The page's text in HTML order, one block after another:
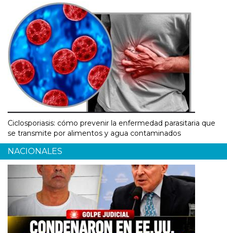
Ciclosporiasis: cómo prevenir la enfermedad parasitaria que
se transmite por alimentos y agua contaminados
NACIONALES